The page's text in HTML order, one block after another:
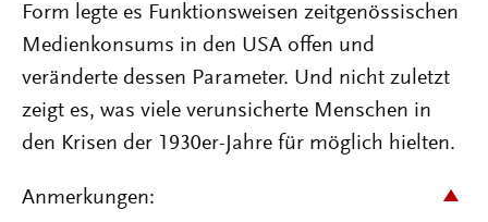
Form legte es Funktionsweisen zeitgenössischen
Medienkonsums in den USA offen und
veränderte dessen Parameter. Und nicht zuletzt
zeigt es, was viele verunsicherte Menschen in
den Krisen der 1930er-Jahre für möglich hielten.
Anmerkungen: